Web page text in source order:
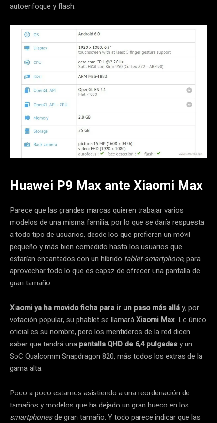
autoenfoque y flash.
Huawei P9 Max ante Xiaomi Max
Parece que las grandes marcas quieren trabajar varios
modelos de una misma familia, por lo que se daría respuesta
a todo tipo de usuarios, desde los que prefieren un móvil
pequeño y más bien comedido hasta los usuarios que
estarían encantados con un híbrido tablet-smartphone, para
aprovechar todo lo que es capaz de ofrecer una pantalla de
gran tamaño.
Xiaomi ya ha movido ficha para ir un paso más alláy, por
votación popular, su phablet se llamaráXiaomi Max. Lo único
oficial es su nombre, pero los mentideros de la red dicen
saber que tendrá una pantalla QHD de 6,4 pulgadasy un
SoC Qualcomm Snapdragon 820, más todos los extras de la
gama alta.
Poco a poco estamos asistiendo a una reordenación de
tamaños y modelos que ha dejado un gran hueco en los
smartphonesde gran tamaño. Y todo parece indicar que las